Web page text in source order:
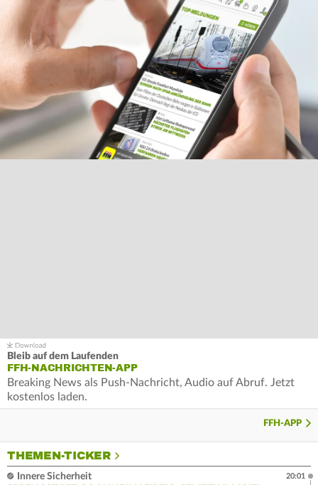
Bleib auf dem Laufenden
FFH-NACHRICHTEN-APP
Breaking News als Push-Nachricht, Audio auf Abruf. Jetzt
kostenlos laden.
FFH-APP
THEMEN-TICKER
Innere Sicherheit
20:01